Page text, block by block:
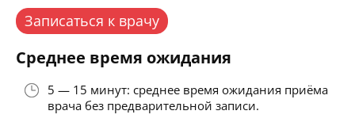
Записаться к врачу
Среднее время ожидания
5 — 15 минут: среднее время ожидания приёма
врача без предварительной записи.